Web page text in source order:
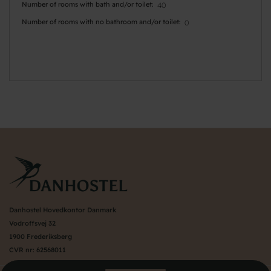
Number of rooms with bath and/or toilet 40
Number of rooms with no bathroom and/or toilet 0
Danhostel Hovedkontor Danmark
Vodroffsvej 32
1900 Frederiksberg
CVR nr: 62568011